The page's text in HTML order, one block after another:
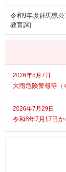
2026年8月7日
大雨危険警報等（
2026年7月29日
令和8年7月17日か
令和9年度群馬県
教育課)